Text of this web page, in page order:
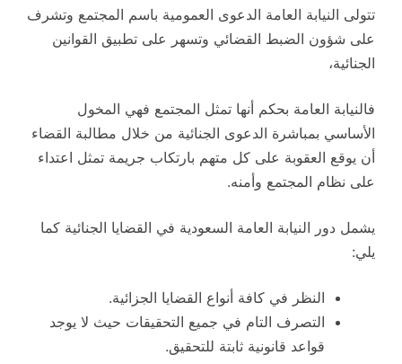
تتولى النيابة العامة الدعوى العمومية باسم المجتمع وتشرف
على شؤون الضبط القضائي وتسهر على تطبيق القوانين
الجنائية،
فالنيابة العامة بحكم أنها تمثل المجتمع فهي المخول
الأساسي بمباشرة الدعوى الجنائية من خلال مطالبة القضاء
أن يوقع العقوبة على كل متهم بارتكاب جريمة تمثل اعتداء
على نظام المجتمع وأمنه.
يشمل دور النيابة العامة السعودية في القضايا الجنائية كما
يلي:
النظر في كافة أنواع القضايا الجزائية.
التصرف التام في جميع التحقيقات حيث لا يوجد
قواعد قانونية ثابتة للتحقيق.